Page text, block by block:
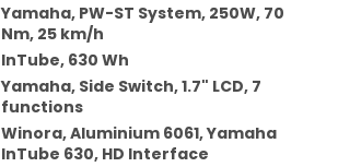
Yamaha, PW-ST System, 250W, 70
Nm, 25 km/h
InTube, 630 Wh
Yamaha, Side Switch, 1.7" LCD, 7
functions
Winora, Aluminium 6061, Yamaha
InTube 630, HD Interface